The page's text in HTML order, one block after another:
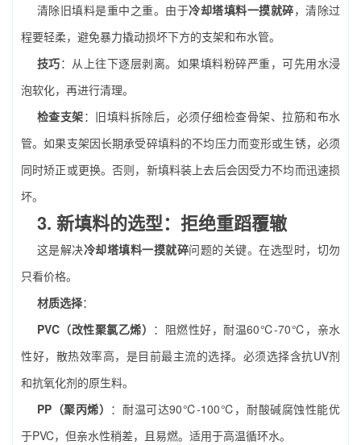
清除旧填料是重中之重。由于冷却塔填料一摸就碎，清除过
程要轻柔，避免暴力撬动损坏下方的支架和布水管。
技巧：从上往下逐层剥离。如果填料粉碎严重，可先用水浸
泡软化，再进行清理。
检查支架：旧填料拆除后，必须仔细检查骨架、拉筋和布水
管。如果支架因长期承受碎填料的不均压力而变形或生锈，必须
同时矫正或更换。否则，新填料装上去后会因受力不均而迅速损
坏。
3. 新填料的选型：拒绝重蹈覆辙
这是解决冷却塔填料一摸就碎问题的关键。在选型时，切勿
只看价格。
材质选择：
PVC（改性聚氯乙烯） ：阻燃性好，耐温60℃-70℃，亲水
性好，散热效率高，是目前最主流的选择。必须选择含抗UV剂
和抗氧化剂的原生料。
PP（聚丙烯） ：耐温可达90℃-100℃，耐酸碱腐蚀性能优
于PVC，但亲水性稍差，且易燃。适用于高温循环水。